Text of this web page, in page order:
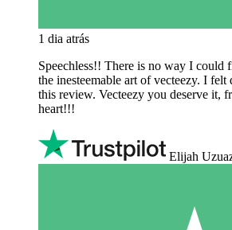
1 dia atrás
Speechless!! There is no way I could
the inesteemable art of vecteezy. I
this review. Vecteezy you deserve it,
heart!!!
Elijah